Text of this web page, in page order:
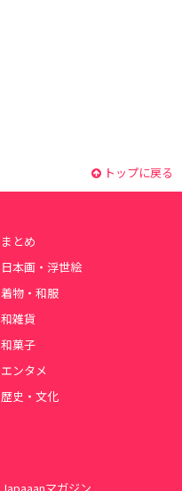
トップに戻る
まとめ
日本画・浮世絵
着物・和服
和雑貨
和菓子
エンタメ
歴史・文化